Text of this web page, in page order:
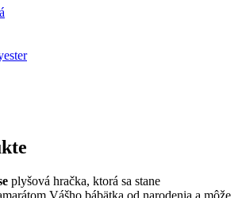
plyšová hračka, ktorá sa stane
Vášho bábätka od narodenia a môže